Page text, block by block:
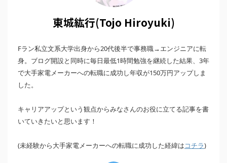
東城紘行(Tojo Hiroyuki)
Fラン私立文系大学出身から20代後半で事務職→エンジニアに転
身。ブログ開設と同時に毎日最低1時間勉強を継続した結果、3年
で大手家電メーカーへの転職に成功し年収が150万円アップしま
した。
キャリアアップという観点からみなさんのお役に立てる記事を書
いていきたいと思います！
(未経験から大手家電メーカーへの転職に成功した経緯はコチラ)